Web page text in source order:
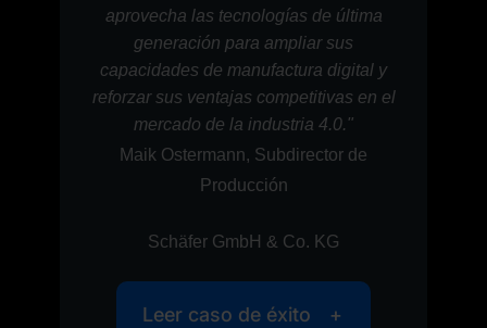
aprovecha las tecnologías de última
generación para ampliar sus
capacidades de manufactura digital y
reforzar sus ventajas competitivas en el
mercado de la industria 4.0."
Maik Ostermann, Subdirector de
Producción
Schäfer GmbH & Co. KG
Leer caso de éxito